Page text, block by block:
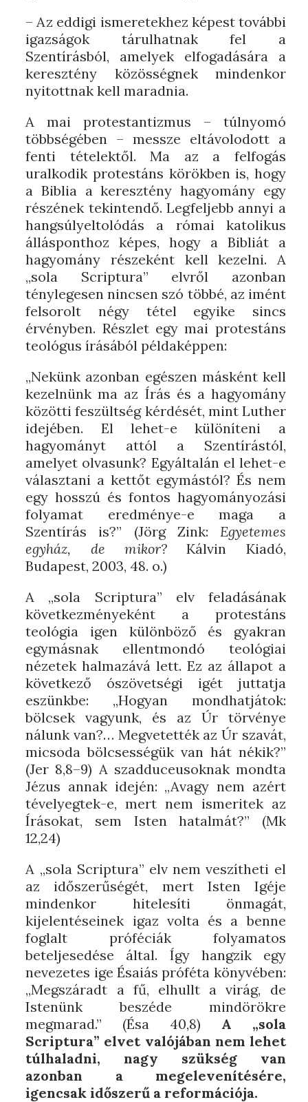
– Az eddigi ismeretekhez képest további
igazságok tárulhatnak fel a
Szentírásból, amelyek elfogadására a
keresztény közösségnek mindenkor
nyitottnak kell maradnia.
A mai protestantizmus – túlnyomó
többségében – messze eltávolodott a
fenti tételektől. Ma az a felfogás
uralkodik protestáns körökben is, hogy
a Biblia a keresztény hagyomány egy
részének tekintendő. Legfeljebb annyi a
hangsúlyeltolódás a római katolikus
állásponthoz képes, hogy a Bibliát a
hagyomány részeként kell kezelni. A
„sola Scriptura” elvről azonban
ténylegesen nincsen szó többé, az imént
felsorolt négy tétel egyike sincs
érvényben. Részlet egy mai protestáns
teológus írásából példaképpen:
„Nekünk azonban egészen másként kell
kezelnünk ma az Írás és a hagyomány
közötti feszültség kérdését, mint Luther
idejében. El lehet-e különíteni a
hagyományt attól a Szentírástól,
amelyet olvasunk? Egyáltalán el lehet-e
választani a kettőt egymástól? És nem
egy hosszú és fontos hagyományozási
folyamat eredménye-e maga a
Szentírás is?” (Jörg Zink: Egyetemes
egyház, de mikor? Kálvin Kiadó,
Budapest, 2003, 48. o.)
A „sola Scriptura” elv feladásának
következményeként a protestáns
teológia igen különböző és gyakran
egymásnak ellentmondó teológiai
nézetek halmazává lett. Ez az állapot a
következő ószövetségi igét juttatja
eszünkbe: „Hogyan mondhatjátok:
bölcsek vagyunk, és az Úr törvénye
nálunk van?… Megvetették az Úr szavát,
micsoda bölcsességük van hát nékik?”
(Jer 8,8–9) A szadduceusoknak mondta
Jézus annak idején: „Avagy nem azért
tévelyegtek-e, mert nem ismeritek az
Írásokat, sem Isten hatalmát?” (Mk
12,24)
A „sola Scriptura” elv nem veszítheti el
az időszerűségét, mert Isten Igéje
mindenkor hitelesíti önmagát,
kijelentéseinek igaz volta és a benne
foglalt próféciák folyamatos
beteljesedése által. Így hangzik egy
nevezetes ige Ésaiás próféta könyvében:
„Megszáradt a fű, elhullt a virág, de
Istenünk beszéde mindörökre
megmarad.” (Ésa 40,8) A „sola
Scriptura” elvet valójában nem lehet
túlhaladni, nagy szükség van
azonban a megelevenítésére,
igencsak időszerű a reformációja.